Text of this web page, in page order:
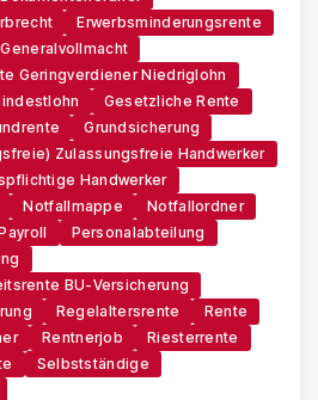
Erwerbsminderungsrente
Generalvollmacht
Geringverdiener Niedriglohn
Gesetzliche Rente
Grundsicherung
Zulassungsfreie Handwerker
Handwerker
Notfallmappe
Notfallordner
Personalabteilung
BU-Versicherung
Regelaltersrente
Rente
Rentnerjob
Riesterrente
Selbstständige